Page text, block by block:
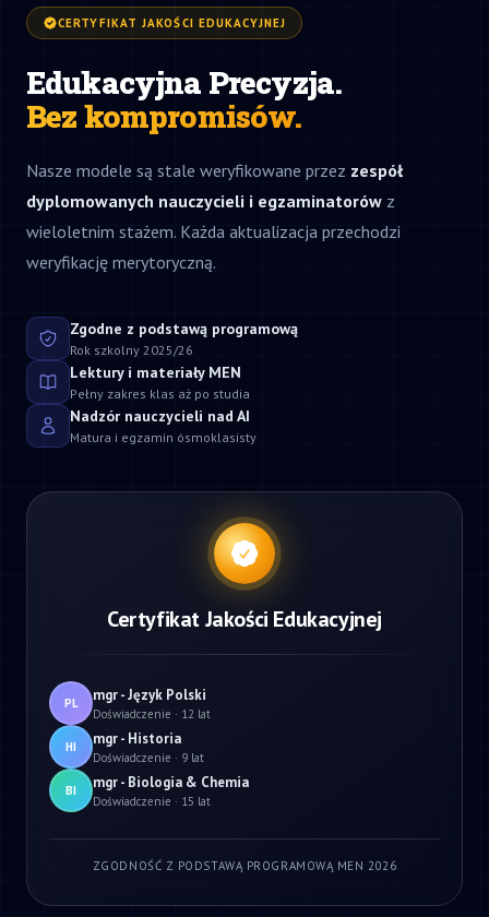
CERTYFIKAT JAKOŚCI EDUKACYJNEJ
Edukacyjna Precyzja.
Bez kompromisów.
Nasze modele są stale weryfikowane przez zespół
dyplomowanych nauczycieli i egzaminatorów z
wieloletnim stażem. Każda aktualizacja przechodzi
weryfikację merytoryczną.
Zgodne z podstawą programową
Rok szkolny 2025/26
Lektury i materiały MEN
Pełny zakres klas aż po studia
Nadzór nauczycieli nad AI
Matura i egzamin ósmoklasisty
Certyfikat Jakości Edukacyjnej
PL mgr - Język Polski
Doświadczenie · 12 lat
HI mgr - Historia
Doświadczenie · 9 lat
BI mgr - Biologia & Chemia
Doświadczenie · 15 lat
ZGODNOŚĆ Z PODSTAWĄ PROGRAMOWĄ MEN 2026